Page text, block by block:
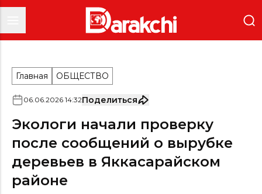
Главная ОБЩЕСТВО
06.06.2026 14:32Поделиться
Экологи начали проверку
после сообщений о вырубке
деревьев в Яккасарайском
районе